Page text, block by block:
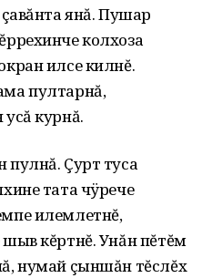
янă. Пушар
колхоза
илсе килнĕ.
пултарнă,
курнă.
Çурт туса
тата чÿрече
илемлетнĕ,
кĕртнĕ. Унăн пĕтĕм
нумай çыншăн тĕслĕх